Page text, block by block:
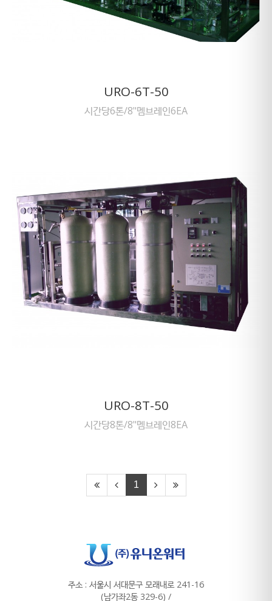
URO-6T-50
시간당6톤/8"멤브레인6EA
URO-8T-50
시간당8톤/8"멤브레인8EA
1
주소 : 서울시 서대문구 모래내로 241-16
(남가좌2동 329-6) /